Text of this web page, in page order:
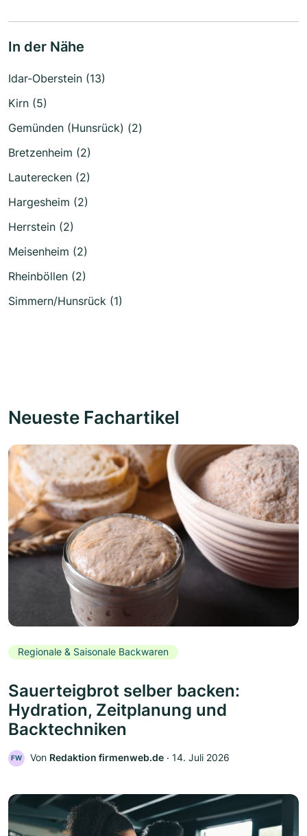
In der Nähe
Idar-Oberstein (13)
Kirn (5)
Gemünden (Hunsrück) (2)
Bretzenheim (2)
Lauterecken (2)
Hargesheim (2)
Herrstein (2)
Meisenheim (2)
Rheinböllen (2)
Simmern/Hunsrück (1)
Neueste Fachartikel
Regionale & Saisonale Backwaren
Sauerteigbrot selber backen:
Hydration, Zeitplanung und
Backtechniken
FW Von Redaktion firmenweb.de ‧ 14. Juli 2026